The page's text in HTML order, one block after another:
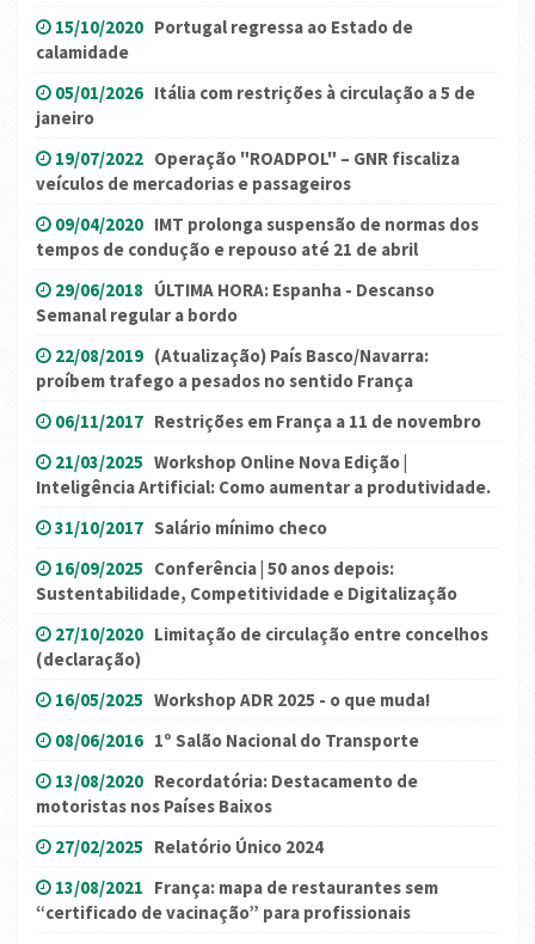
15/10/2020 Portugal regressa ao Estado de
calamidade
05/01/2026 Itália com restrições à circulação a 5 de
janeiro
19/07/2022 Operação "ROADPOL" – GNR fiscaliza
veículos de mercadorias e passageiros
09/04/2020 IMT prolonga suspensão de normas dos
tempos de condução e repouso até 21 de abril
29/06/2018 ÚLTIMA HORA: Espanha - Descanso
Semanal regular a bordo
22/08/2019 (Atualização) País Basco/Navarra:
proíbem trafego a pesados no sentido França
06/11/2017 Restrições em França a 11 de novembro
21/03/2025 Workshop Online Nova Edição |
Inteligência Artificial: Como aumentar a produtividade.
31/10/2017 Salário mínimo checo
16/09/2025 Conferência | 50 anos depois:
Sustentabilidade, Competitividade e Digitalização
27/10/2020 Limitação de circulação entre concelhos
(declaração)
16/05/2025 Workshop ADR 2025 - o que muda!
08/06/2016 1º Salão Nacional do Transporte
13/08/2020 Recordatória: Destacamento de
motoristas nos Países Baixos
27/02/2025 Relatório Único 2024
13/08/2021 França: mapa de restaurantes sem
“certificado de vacinação” para profissionais